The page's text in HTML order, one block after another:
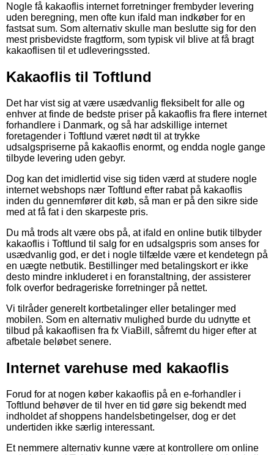
Nogle få kakaoflis internet forretninger frembyder levering
uden beregning, men ofte kun ifald man indkøber for en
fastsat sum. Som alternativ skulle man beslutte sig for den
mest prisbevidste fragtform, som typisk vil blive at få bragt
kakaoflisen til et udleveringssted.
Kakaoflis til Toftlund
Det har vist sig at være usædvanlig fleksibelt for alle og
enhver at finde de bedste priser på kakaoflis fra flere internet
forhandlere i Danmark, og så har adskillige internet
foretagender i Toftlund været nødt til at trykke
udsalgspriserne på kakaoflis enormt, og endda nogle gange
tilbyde levering uden gebyr.
Dog kan det imidlertid vise sig tiden værd at studere nogle
internet webshops nær Toftlund efter rabat på kakaoflis
inden du gennemfører dit køb, så man er på den sikre side
med at få fat i den skarpeste pris.
Du må trods alt være obs på, at ifald en online butik tilbyder
kakaoflis i Toftlund til salg for en udsalgspris som anses for
usædvanlig god, er det i nogle tilfælde være et kendetegn på
en uægte netbutik. Bestillinger med betalingskort er ikke
desto mindre inkluderet i en foranstaltning, der assisterer
folk overfor bedrageriske forretninger på nettet.
Vi tilråder generelt kortbetalinger eller betalinger med
mobilen. Som en alternativ mulighed burde du udnytte et
tilbud på kakaoflisen fra fx ViaBill, såfremt du higer efter at
afbetale beløbet senere.
Internet varehuse med kakaoflis
Forud for at nogen køber kakaoflis på en e-forhandler i
Toftlund behøver de til hver en tid gøre sig bekendt med
indholdet af shoppens handelsbetingelser, dog er det
undertiden ikke særlig interessant.
Et nemmere alternativ kunne være at kontrollere om online